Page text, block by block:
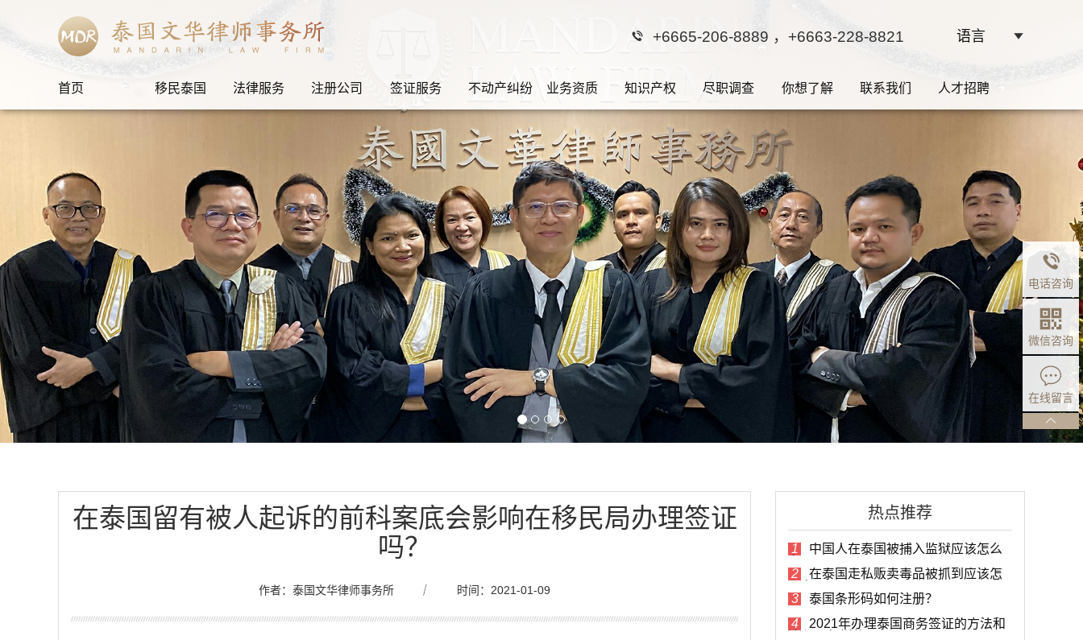
语言
+6665-206-8889 ，+6663-228-8821
首页 移民泰国 法律服务 注册公司 签证服务 不动产纠纷 业务资质 知识产权 尽职调查 你想了解 联系我们 人才招聘
在泰国留有被人起诉的前科案底会影响在移民局办理签证
吗？
作者：泰国文华律师事务所 ｜ 时间：2021-01-09
热点推荐
1
中国人在泰国被捕入监狱应该怎么
2
在泰国走私贩卖毒品被抓到应该怎
3
泰国条形码如何注册？
4
2021年办理泰国商务签证的方法和
电话咨询
微信咨询
在线留言